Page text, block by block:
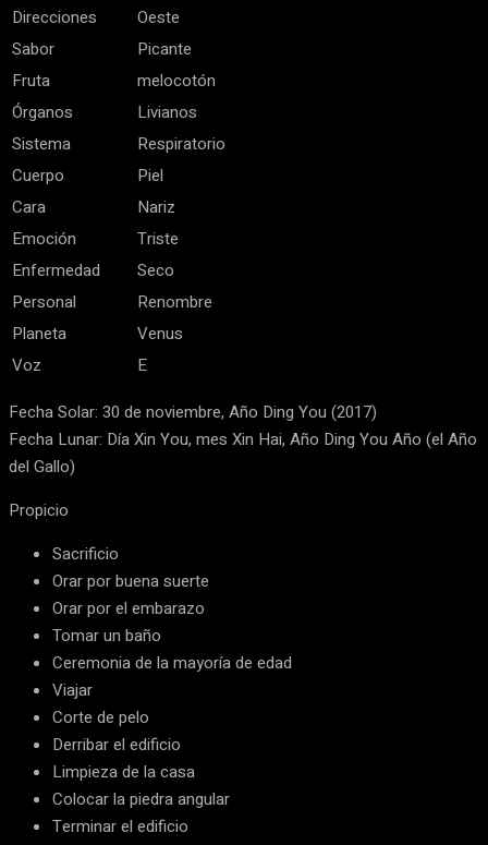
Direcciones
Oeste
Sabor
Picante
Fruta
melocotón
Órganos
Livianos
Sistema
Respiratorio
Cuerpo
Piel
Cara
Nariz
Emoción
Triste
Enfermedad
Seco
Personal
Renombre
Planeta
Venus
Voz
E
Fecha Solar: 30 de noviembre, Año Ding You (2017)
Fecha Lunar: Día Xin You, mes Xin Hai, Año Ding You Año (el Año
del Gallo)
Propicio
Sacrificio
Orar por buena suerte
Orar por el embarazo
Tomar un baño
Ceremonia de la mayoría de edad
Viajar
Corte de pelo
Derribar el edificio
Limpieza de la casa
Colocar la piedra angular
Terminar el edificio